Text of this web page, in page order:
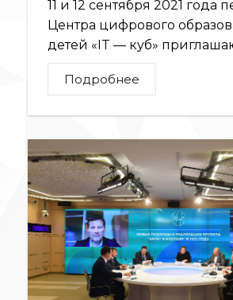
11 и 12 сентября 2021 года
Центра цифрового
детей «IT — куб»
Подробнее